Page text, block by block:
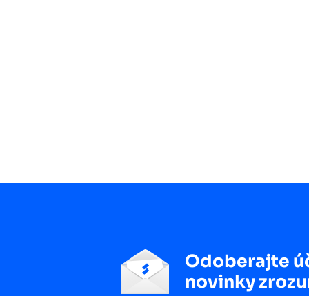
Odoberajte
novinky